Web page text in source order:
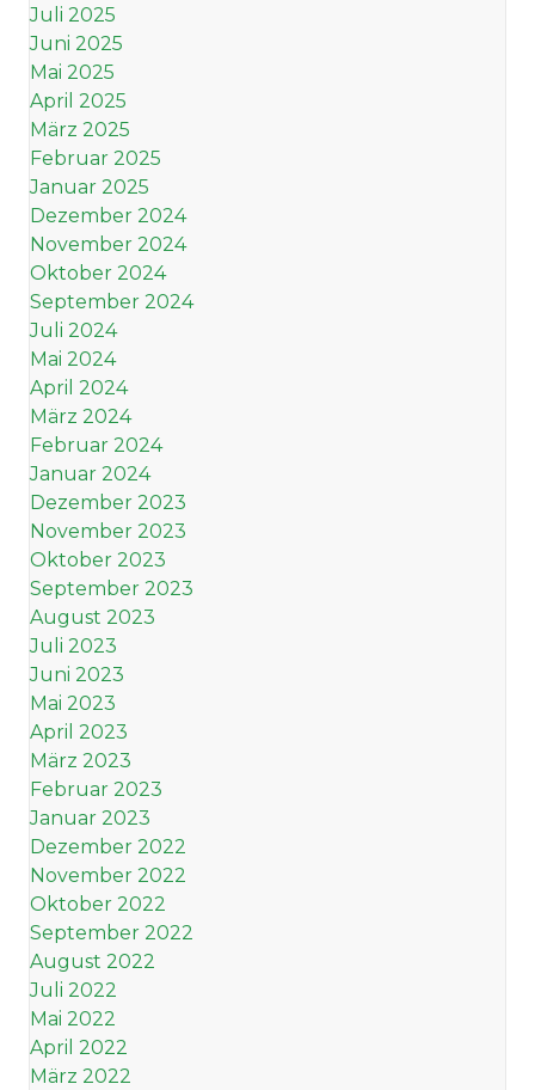
Juli 2025
Juni 2025
Mai 2025
April 2025
März 2025
Februar 2025
Januar 2025
Dezember 2024
November 2024
Oktober 2024
September 2024
Juli 2024
Mai 2024
April 2024
März 2024
Februar 2024
Januar 2024
Dezember 2023
November 2023
Oktober 2023
September 2023
August 2023
Juli 2023
Juni 2023
Mai 2023
April 2023
März 2023
Februar 2023
Januar 2023
Dezember 2022
November 2022
Oktober 2022
September 2022
August 2022
Juli 2022
Mai 2022
April 2022
März 2022